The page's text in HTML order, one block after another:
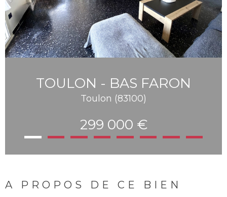
TOULON - BAS FARON
Toulon (83100)
299 000 €
A PROPOS DE CE BIEN